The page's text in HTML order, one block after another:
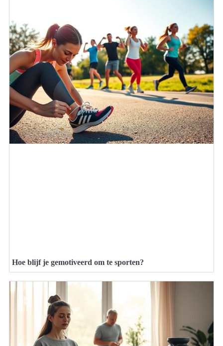
Hoe blijf je gemotiveerd om te sporten?